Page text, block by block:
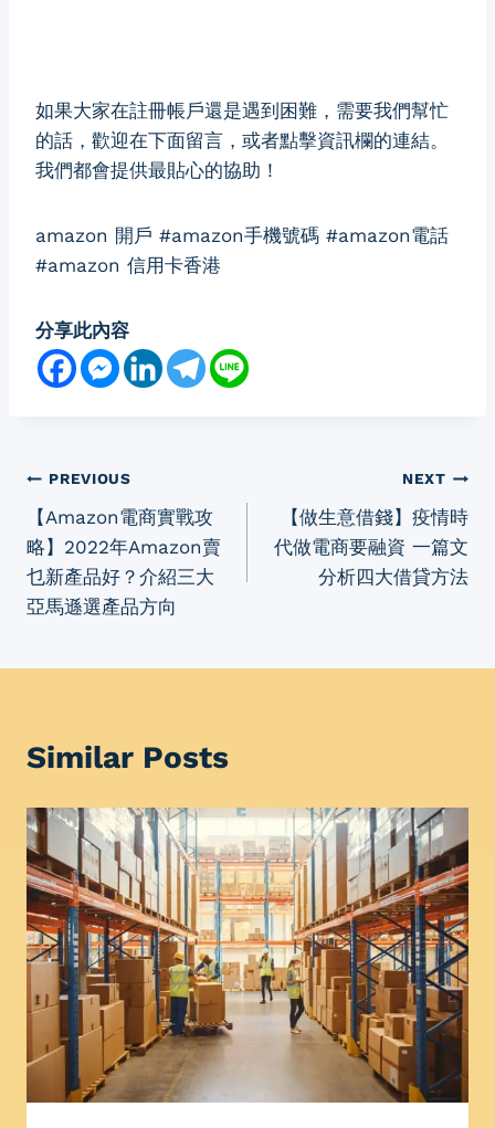
如果大家在註冊帳戶還是遇到困難，需要我們幫忙
的話，歡迎在下面留言，或者點擊資訊欄的連結。
我們都會提供最貼心的協助！
amazon 開戶 #amazon手機號碼 #amazon電話
#amazon 信用卡香港
分享此內容
Post
navigation
PREVIOUS
【Amazon電商實戰攻
略】2022年Amazon賣
乜新產品好？介紹三大
亞馬遜選產品方向
NEXT
【做生意借錢】疫情時
代做電商要融資 一篇文
分析四大借貸方法
Similar Posts